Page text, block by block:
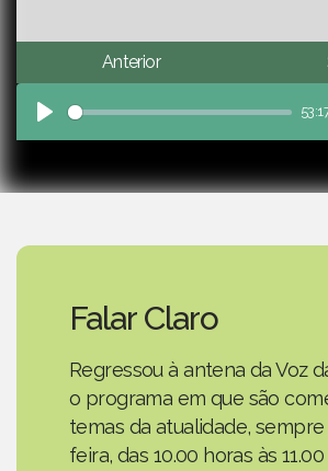
Anterior
Play
Falar Claro
Regressou à antena da Voz
o programa em que são
temas da atualidade,
feira, das 10.00 horas às